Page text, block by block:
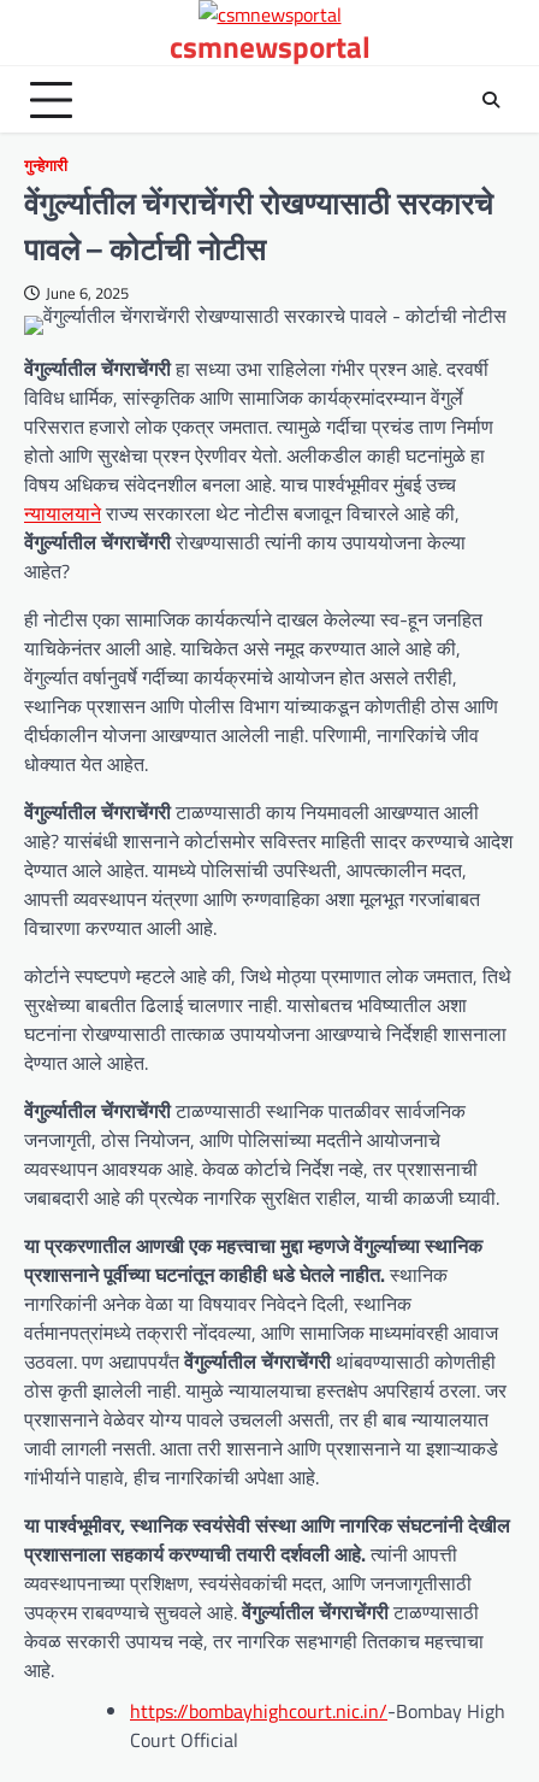
csmnewsportal
गुन्हेगारी
वेंगुर्ल्यातील चेंगराचेंगरी रोखण्यासाठी सरकारचे
पावले – कोर्टाची नोटीस
June 6, 2025
वेंगुर्ल्यातील चेंगराचेंगरीहा सध्या उभा राहिलेला गंभीर प्रश्न आहे. दरवर्षी
विविध धार्मिक, सांस्कृतिक आणि सामाजिक कार्यक्रमांदरम्यान वेंगुर्ले
परिसरात हजारो लोक एकत्र जमतात. त्यामुळे गर्दीचा प्रचंड ताण निर्माण
होतो आणि सुरक्षेचा प्रश्न ऐरणीवर येतो. अलीकडील काही घटनांमुळे हा
विषय अधिकच संवेदनशील बनला आहे. याच पार्श्वभूमीवर मुंबई उच्च
न्यायालयानेराज्य सरकारला थेट नोटीस बजावून विचारले आहे की,
वेंगुर्ल्यातील चेंगराचेंगरीरोखण्यासाठी त्यांनी काय उपाययोजना केल्या
आहेत?
ही नोटीस एका सामाजिक कार्यकर्त्याने दाखल केलेल्या स्व-हून जनहित
याचिकेनंतर आली आहे. याचिकेत असे नमूद करण्यात आले आहे की,
वेंगुर्ल्यात वर्षानुवर्षे गर्दीच्या कार्यक्रमांचे आयोजन होत असले तरीही,
स्थानिक प्रशासन आणि पोलीस विभाग यांच्याकडून कोणतीही ठोस आणि
दीर्घकालीन योजना आखण्यात आलेली नाही. परिणामी, नागरिकांचे जीव
धोक्यात येत आहेत.
वेंगुर्ल्यातील चेंगराचेंगरीटाळण्यासाठी काय नियमावली आखण्यात आली
आहे? यासंबंधी शासनाने कोर्टासमोर सविस्तर माहिती सादर करण्याचे आदेश
देण्यात आले आहेत. यामध्ये पोलिसांची उपस्थिती, आपत्कालीन मदत,
आपत्ती व्यवस्थापन यंत्रणा आणि रुग्णवाहिका अशा मूलभूत गरजांबाबत
विचारणा करण्यात आली आहे.
कोर्टाने स्पष्टपणे म्हटले आहे की, जिथे मोठ्या प्रमाणात लोक जमतात, तिथे
सुरक्षेच्या बाबतीत ढिलाई चालणार नाही. यासोबतच भविष्यातील अशा
घटनांना रोखण्यासाठी तात्काळ उपाययोजना आखण्याचे निर्देशही शासनाला
देण्यात आले आहेत.
वेंगुर्ल्यातील चेंगराचेंगरीटाळण्यासाठी स्थानिक पातळीवर सार्वजनिक
जनजागृती, ठोस नियोजन, आणि पोलिसांच्या मदतीने आयोजनाचे
व्यवस्थापन आवश्यक आहे. केवळ कोर्टाचे निर्देश नव्हे, तर प्रशासनाची
जबाबदारी आहे की प्रत्येक नागरिक सुरक्षित राहील, याची काळजी घ्यावी.
या प्रकरणातील आणखी एक महत्त्वाचा मुद्दा म्हणजे वेंगुर्ल्याच्या स्थानिक
प्रशासनाने पूर्वीच्या घटनांतून काहीही धडे घेतले नाहीत.स्थानिक
नागरिकांनी अनेक वेळा या विषयावर निवेदने दिली, स्थानिक
वर्तमानपत्रांमध्ये तक्रारी नोंदवल्या, आणि सामाजिक माध्यमांवरही आवाज
उठवला. पण अद्यापपर्यंतवेंगुर्ल्यातील चेंगराचेंगरीथांबवण्यासाठी कोणतीही
ठोस कृती झालेली नाही. यामुळे न्यायालयाचा हस्तक्षेप अपरिहार्य ठरला. जर
प्रशासनाने वेळेवर योग्य पावले उचलली असती, तर ही बाब न्यायालयात
जावी लागली नसती. आता तरी शासनाने आणि प्रशासनाने या इशाऱ्याकडे
गांभीर्याने पाहावे, हीच नागरिकांची अपेक्षा आहे.
या पार्श्वभूमीवर, स्थानिक स्वयंसेवी संस्था आणि नागरिक संघटनांनी देखील
प्रशासनाला सहकार्य करण्याची तयारी दर्शवली आहे.त्यांनी आपत्ती
व्यवस्थापनाच्या प्रशिक्षण, स्वयंसेवकांची मदत, आणि जनजागृतीसाठी
उपक्रम राबवण्याचे सुचवले आहे.वेंगुर्ल्यातील चेंगराचेंगरीटाळण्यासाठी
केवळ सरकारी उपायच नव्हे, तर नागरिक सहभागही तितकाच महत्त्वाचा
आहे.
https://bombayhighcourt.nic.in/-Bombay High
Court Official